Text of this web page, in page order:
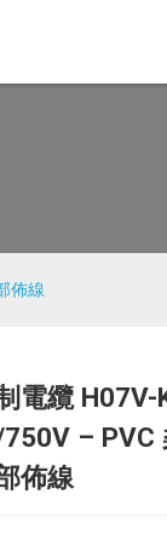
佈線
Loading...
Loading...
電纜 H07V-
– PVC
佈線